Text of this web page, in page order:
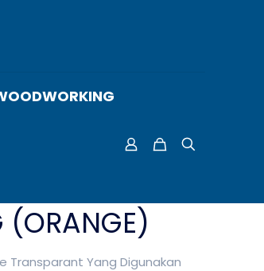
(ORANGE)
Transparant Yang Digunakan